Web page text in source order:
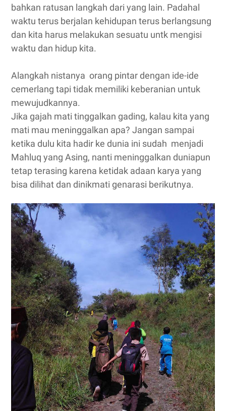
bahkan ratusan langkah dari yang lain. Padahal
waktu terus berjalan kehidupan terus berlangsung
dan kita harus melakukan sesuatu untk mengisi
waktu dan hidup kita.
Alangkah nistanya orang pintar dengan ide-ide
cemerlang tapi tidak memiliki keberanian untuk
mewujudkannya.
Jika gajah mati tinggalkan gading, kalau kita yang
mati mau meninggalkan apa? Jangan sampai
ketika dulu kita hadir ke dunia ini sudah menjadi
Mahluq yang Asing, nanti meninggalkan duniapun
tetap terasing karena ketidak adaan karya yang
bisa dilihat dan dinikmati genarasi berikutnya.